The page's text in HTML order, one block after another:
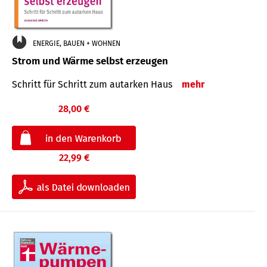
ENERGIE, BAUEN + WOHNEN
Strom und Wärme selbst erzeugen
Schritt für Schritt zum autarken Haus mehr
28,00 €
22,99 €